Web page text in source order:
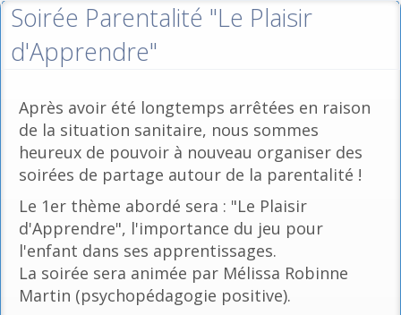
Soirée Parentalité "Le Plaisir
d'Apprendre"
Après avoir été longtemps arrêtées en raison
de la situation sanitaire, nous sommes
heureux de pouvoir à nouveau organiser des
soirées de partage autour de la parentalité !
Le 1er thème abordé sera : "Le Plaisir
d'Apprendre", l'importance du jeu pour
l'enfant dans ses apprentissages.
La soirée sera animée par Mélissa Robinne
Martin (psychopédagogie positive).